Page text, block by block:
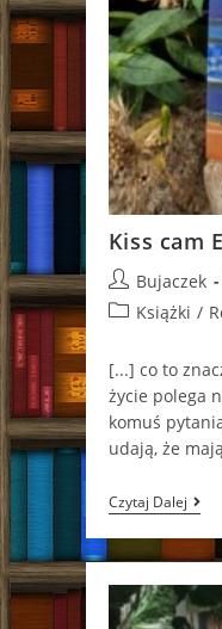
Kiss cam
Post
author:
Bujaczek
PostKsiążki /
[...] co to
życie po­le­ga
komuś
udają, że
Czytaj DalejKiss
Cam